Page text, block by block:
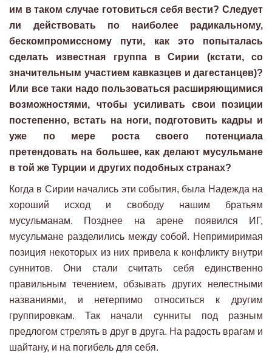
им в таком случае готовиться себя вести? Следует
ли действовать по наиболее радикальному,
бескомпромиссному пути, как это попыталась
сделать известная группа в Сирии (кстати, со
значительным участием кавказцев и дагестанцев)?
Или все таки надо пользоваться расширяющимися
возможностями, чтобы усиливать свои позиции
постепенно, встать на ноги, подготовить кадры и
уже по мере роста своего потенциала
претендовать на большее, как делают мусульмане
в той же Турции и других подобных странах?
Когда в Сирии начались эти события, была Надежда на
хороший исход и свободу нашим братьям
мусульманам. Позднее на арене появился ИГ,
мусульмане разделились между собой. Непримиримая
позиция некоторых из них привела к конфликту внутри
суннитов. Они стали считать себя единственно
правильным течением, обзывать других нелестными
названиями, и нетерпимо относиться к другим
группировкам. Так начали сунниты под разным
предлогом стрелять в друг в друга. На радость врагам и
шайтану, и на погибель для себя.